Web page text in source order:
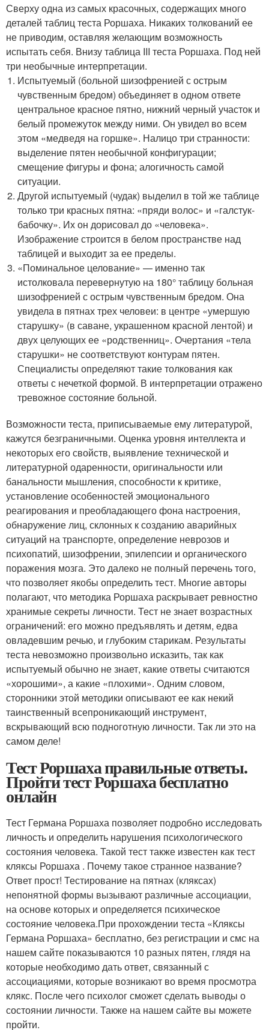
Сверху одна из самых красочных, содержащих много
деталей таблиц теста Роршаха. Никаких толкований ее
не приводим, оставляя желающим возможность
испытать себя. Внизу таблица III теста Роршаха. Под ней
три необычные интерпретации.
Испытуемый (больной шизофренией с острым
чувственным бредом) объединяет в одном ответе
центральное красное пятно, нижний черный участок и
белый промежуток между ними. Он увидел во всем
этом «медведя на горшке». Налицо три странности:
выделение пятен необычной конфигурации;
смещение фигуры и фона; алогичность самой
ситуации.
Другой испытуемый (чудак) выделил в той же таблице
только три красных пятна: «пряди волос» и «галстук-
бабочку». Их он дорисовал до «человека».
Изображение строится в белом пространстве над
таблицей и выходит за ее пределы.
«Поминальное целование» — именно так
истолковала перевернутую на 180° таблицу больная
шизофренией с острым чувственным бредом. Она
увидела в пятнах трех человеи: в центре «умершую
старушку» (в саване, украшенном красной лентой) и
двух целующих ее «родственниц». Очертания «тела
старушки» не соответствуют контурам пятен.
Специалисты определяют такие толкования как
ответы с нечеткой формой. В интерпретации отражено
тревожное состояние больной.
Возможности теста, приписываемые ему литературой,
кажутся безграничными. Оценка уровня интеллекта и
некоторых его свойств, выявление технической и
литературной одаренности, оригинальности или
банальности мышления, способности к критике,
установление особенностей эмоционального
реагирования и преобладающего фона настроения,
обнаружение лиц, склонных к созданию аварийных
ситуаций на транспорте, определение неврозов и
психопатий, шизофрении, эпилепсии и органического
поражения мозга. Это далеко не полный перечень того,
что позволяет якобы определить тест. Многие авторы
полагают, что методика Роршаха раскрывает ревностно
хранимые секреты личности. Тест не знает возрастных
ограничений: его можно предъявлять и детям, едва
овладевшим речью, и глубоким старикам. Результаты
теста невозможно произвольно исказить, так как
испытуемый обычно не знает, какие ответы считаются
«хорошими», а какие «плохими». Одним словом,
сторонники этой методики описывают ее как некий
таинственный всепроникающий инструмент,
вскрывающий всю подноготную личности. Так ли это на
самом деле!
Тест Роршаха правильные ответы.
Пройти тест Роршаха бесплатно
онлайн
Тест Германа Роршаха позволяет подробно исследовать
личность и определить нарушения психологического
состояния человека. Такой тест также известен как тест
кляксы Роршаха . Почему такое странное название?
Ответ прост! Тестирование на пятнах (кляксах)
непонятной формы вызывают различные ассоциации,
на основе которых и определяется психическое
состояние человека.При прохождении теста «Кляксы
Германа Роршаха» бесплатно, без регистрации и смс на
нашем сайте показываются 10 разных пятен, глядя на
которые необходимо дать ответ, связанный с
ассоциациями, которые возникают во время просмотра
клякс. После чего психолог сможет сделать выводы о
состоянии личности. Также на нашем сайте вы можете
пройти.